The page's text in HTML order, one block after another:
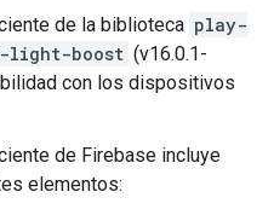
de la biblioteca play-
light-boost (v16.0.1-
con los dispositivos
de Firebase incluye
elementos: